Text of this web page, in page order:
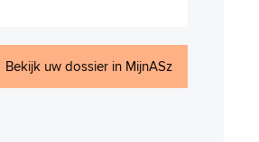
Bekijk uw dossier in MijnASz